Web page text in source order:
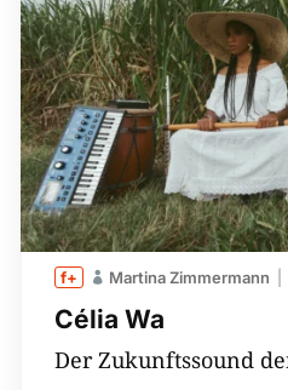
Célia Wa
Martina Zimmermann
Der Zukunftssound